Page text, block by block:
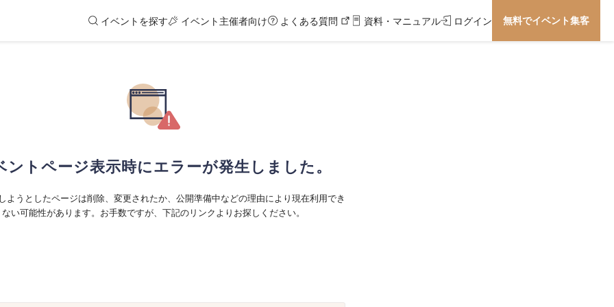
イベントを探す イベント主催者向け よくある質問 資料・マニュアル ログイン 無料でイベント集客
ントページ表示時にエラーが発生しました。
ようとしたページは削除、変更されたか、公開準備中などの理由により現在利用でき
ない可能性があります。お手数ですが、下記のリンクよりお探しください。